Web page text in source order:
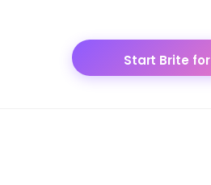
Start Brite